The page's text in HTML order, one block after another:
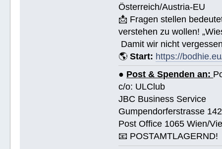
Österreich/Austria-EU
📩 Fragen stellen
verstehen zu wollen!
Damit wir nicht
🌎Start: https://
● Post & Spenden an:
c/o: ULClub
JBC Business Service
Gumpendorferstrasse 142
Post Office 1065 Wien/
📧 POSTAMTLAGERND!